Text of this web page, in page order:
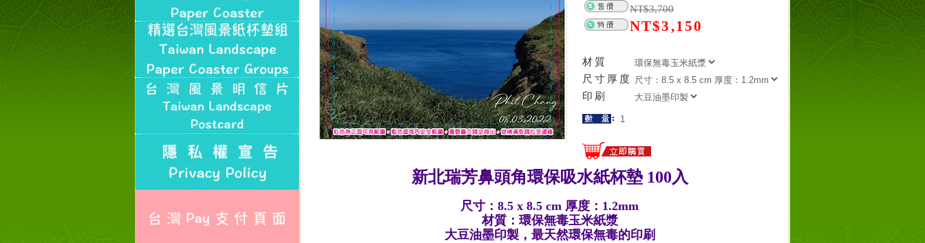
NT$3,700
NT$3,150
材質
尺寸厚度
印刷
新北瑞芳鼻頭角環保吸水紙杯墊 100入
尺寸：8.5 x 8.5 cm 厚度：1.2mm
材質：環保無毒玉米紙漿
大豆油墨印製，最天然環保無毒的印刷